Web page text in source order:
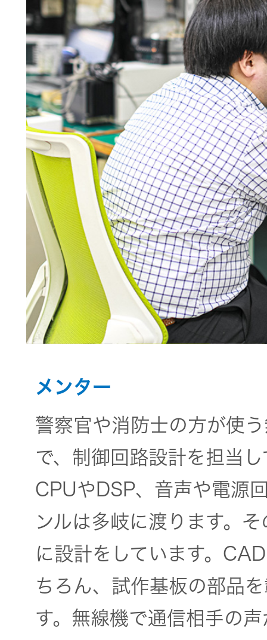
オルゴー
ル
音場特性
カスタム
サービス
(WiZMUSIC
トップ)
技術情報
K2
TECHNOLOGY
EXOFIELD
頭外定位
音場処理
客様 トッ
プ
メンター
警察官や消防士の方が使
で、制御回路設計を担当
CPUやDSP、音声や電源
ンルは多岐に渡ります。
に設計をしています。
ちろん、試作基板の部品
す。無線機で通信相手の